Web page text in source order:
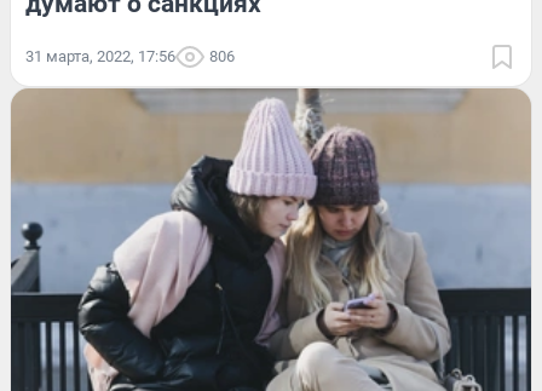
31 марта, 2022, 17:56 806